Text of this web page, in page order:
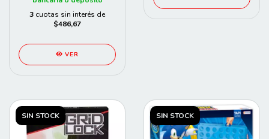
3 cuotas sin interés de
$486,67
VER
SIN STOCK SIN STOCK